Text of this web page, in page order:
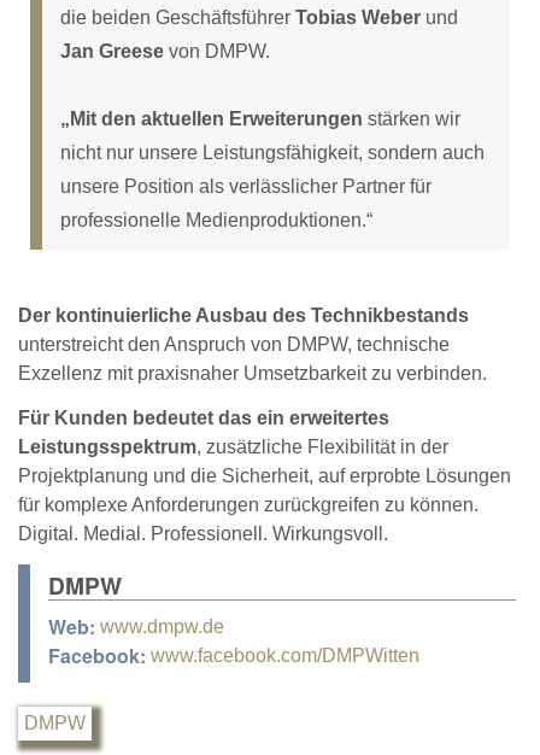
die beiden Geschäftsführer Tobias Weber und
Jan Greese von DMPW.
„Mit den aktuellen Erweiterungen stärken wir
nicht nur unsere Leistungsfähigkeit, sondern auch
unsere Position als verlässlicher Partner für
professionelle Medienproduktionen.“
Der kontinuierliche Ausbau des Technikbestands
unterstreicht den Anspruch von DMPW, technische
Exzellenz mit praxisnaher Umsetzbarkeit zu verbinden.
Für Kunden bedeutet das ein erweitertes
Leistungsspektrum, zusätzliche Flexibilität in der
Projektplanung und die Sicherheit, auf erprobte Lösungen
für komplexe Anforderungen zurückgreifen zu können.
Digital. Medial. Professionell. Wirkungsvoll.
DMPW
Web: www.dmpw.de
Facebook: www.facebook.com/DMPWitten
DMPW